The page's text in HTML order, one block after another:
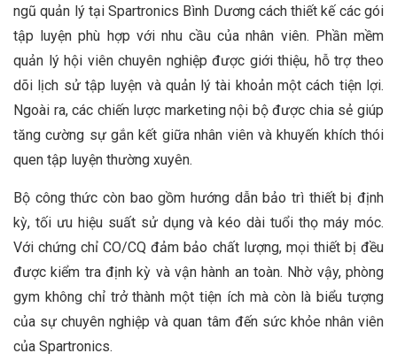
ngũ quản lý tại Spartronics Bình Dương cách thiết kế các gói
tập luyện phù hợp với nhu cầu của nhân viên. Phần mềm
quản lý hội viên chuyên nghiệp được giới thiệu, hỗ trợ theo
dõi lịch sử tập luyện và quản lý tài khoản một cách tiện lợi.
Ngoài ra, các chiến lược marketing nội bộ được chia sẻ giúp
tăng cường sự gắn kết giữa nhân viên và khuyến khích thói
quen tập luyện thường xuyên.
Bộ công thức còn bao gồm hướng dẫn bảo trì thiết bị định
kỳ, tối ưu hiệu suất sử dụng và kéo dài tuổi thọ máy móc.
Với chứng chỉ CO/CQ đảm bảo chất lượng, mọi thiết bị đều
được kiểm tra định kỳ và vận hành an toàn. Nhờ vậy, phòng
gym không chỉ trở thành một tiện ích mà còn là biểu tượng
của sự chuyên nghiệp và quan tâm đến sức khỏe nhân viên
của Spartronics.